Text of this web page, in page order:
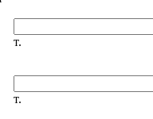
т.
т.